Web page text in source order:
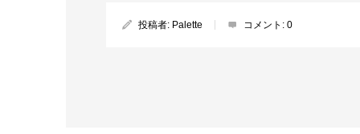
投稿者: Palette コメント: 0